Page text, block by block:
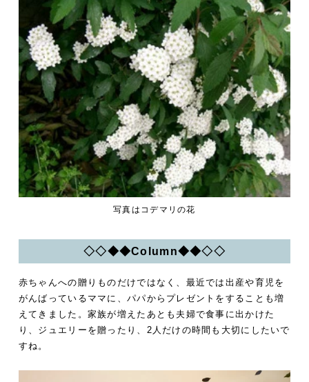
写真はコデマリの花
◇◇◆◆Column◆◆◇◇
赤ちゃんへの贈りものだけではなく、最近では出産や育児を
がんばっているママに、パパからプレゼントをすることも増
えてきました。家族が増えたあとも夫婦で食事に出かけた
り、ジュエリーを贈ったり、2人だけの時間も大切にしたいで
すね。